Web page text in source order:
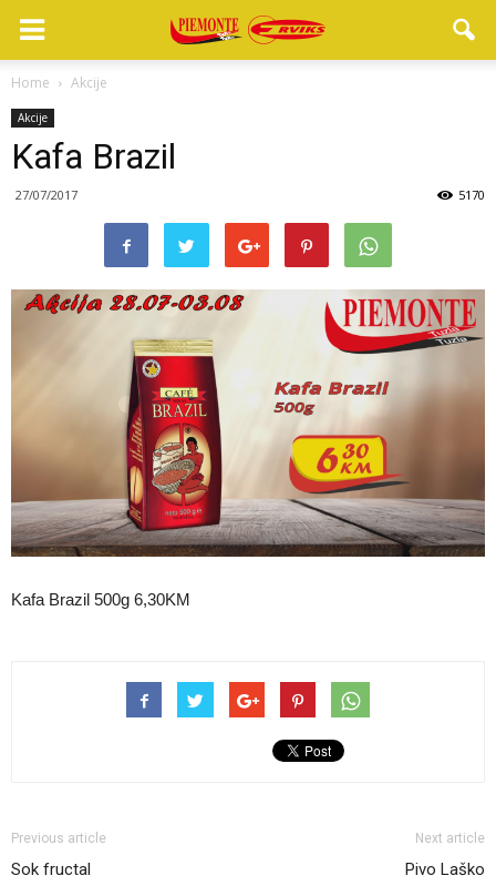
Home Akcije
Akcije
Kafa Brazil
27/07/2017 5170
Kafa Brazil 500g 6,30KM
Previous article
Sok fructal
Next article
Pivo Laško